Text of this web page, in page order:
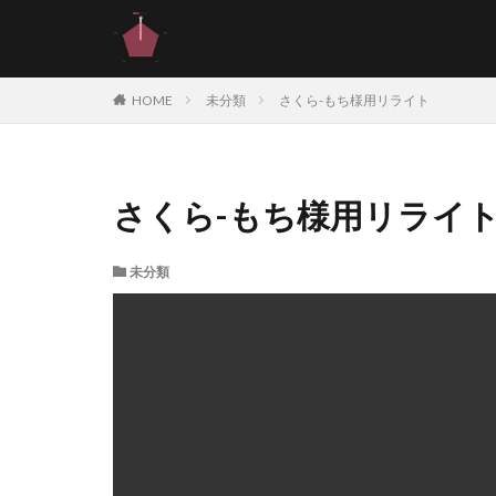
HOME 未分類 さくら-もち様用リライト
さくら-もち様用リライ
未分類